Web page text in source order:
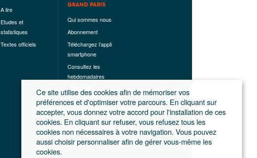
A lire
Etudes et
statistiques
Textes officiels
GRAND PARIS
Qui sommes nous
Abonnement
Téléchargez l’appli
smartphone
Consultez les
hebdomadaires
Les hors-séries
Mentions légales
Conditions
générales de
ventes
Ce site utilise des cookies afin de mémoriser vos
préférences et d'optimiser votre parcours. En cliquant sur
accepter, vous donnez votre accord pour l'installation de ces
cookies. En cliquant sur refuser, vous refusez tous les
cookies non nécessaires à votre navigation. Vous pouvez
aussi choisir personnaliser afin de gérer vous-même les
cookies.